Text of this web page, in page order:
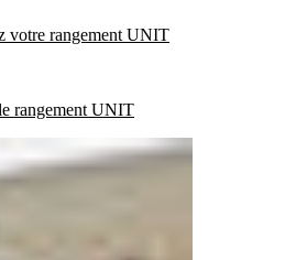
votre rangement UNIT
rangement UNIT